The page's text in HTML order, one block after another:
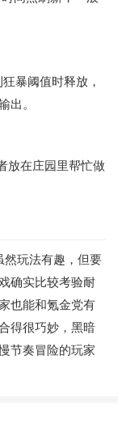
暴阈值时释放，
出。
放在庄园里帮忙做
然玩法有趣，但要
确实比较考验耐
也能和氪金党有
得很巧妙，黑暗
节奏冒险的玩家